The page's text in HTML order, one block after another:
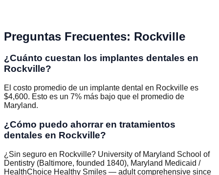
Preguntas Frecuentes: Rockville
¿Cuánto cuestan los implantes dentales en
Rockville?
El costo promedio de un implante dental en Rockville es
$4,600. Esto es un 7% más bajo que el promedio de
Maryland.
¿Cómo puedo ahorrar en tratamientos
dentales en Rockville?
¿Sin seguro en Rockville? University of Maryland School of
Dentistry (Baltimore, founded 1840), Maryland Medicaid /
HealthChoice Healthy Smiles — adult comprehensive since